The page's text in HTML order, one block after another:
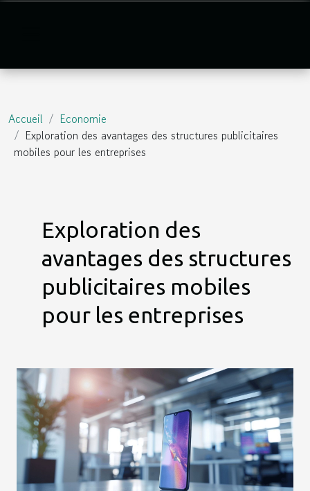
Accueil
Economie
Exploration des avantages des structures publicitaires
mobiles pour les entreprises
Exploration des
avantages des structures
publicitaires mobiles
pour les entreprises